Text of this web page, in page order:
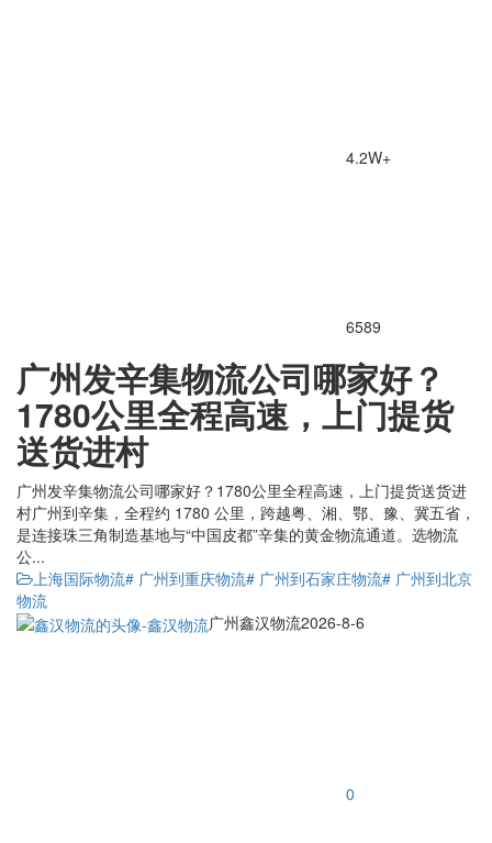
4.2W+
6589
广州发辛集物流公司哪家好？
1780公里全程高速，上门提货
送货进村
广州发辛集物流公司哪家好？1780公里全程高速，上门提货送货进
村广州到辛集，全程约 1780 公里，跨越粤、湘、鄂、豫、冀五省，
是连接珠三角制造基地与“中国皮都”辛集的黄金物流通道。选物流
公...
上海国际物流# 广州到重庆物流# 广州到石家庄物流# 广州到北京
物流
广州鑫汉物流2026-8-6
0